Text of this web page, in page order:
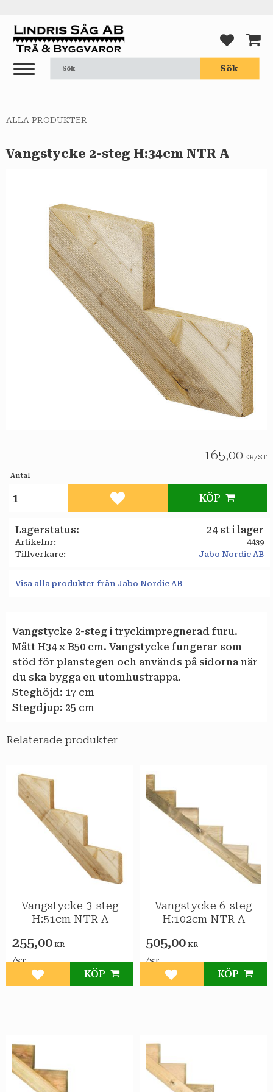
Meny
Sök
ALLA PRODUKTER
Vangstycke 2-steg H:34cm NTR A
165,00 KR/ST
Antal
KÖP
Lägg till i favoriter
Lagerstatus 24 st i lager
Artikelnr
4439
Tillverkare
Jabo Nordic AB
Visa alla produkter från Jabo Nordic AB
Vangstycke 2-steg i tryckimpregnerad furu.
Mått H34 x B50 cm. Vangstycke fungerar som
stöd för planstegen och används på sidorna när
du ska bygga en utomhustrappa.
Steghöjd: 17 cm
Stegdjup: 25 cm
Relaterade produkter
Vangstycke 3-steg
H:51cm NTR A
255,00 KR
/ST
Lägg till i favoriter
KÖP
Vangstycke 6-steg
H:102cm NTR A
505,00 KR
/ST
Lägg till i favoriter
KÖP